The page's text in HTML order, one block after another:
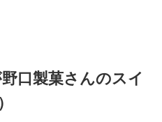
口製菓さんのスイ